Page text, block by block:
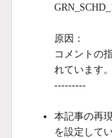
原因：
コメントの
れています。
---------
本記事の再
を設定して